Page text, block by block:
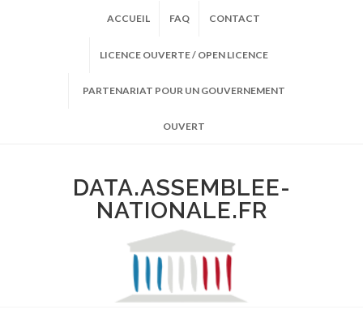
ACCUEIL FAQ CONTACT
LICENCE OUVERTE / OPEN LICENCE
PARTENARIAT POUR UN GOUVERNEMENT
OUVERT
DATA.ASSEMBLEE-
NATIONALE.FR